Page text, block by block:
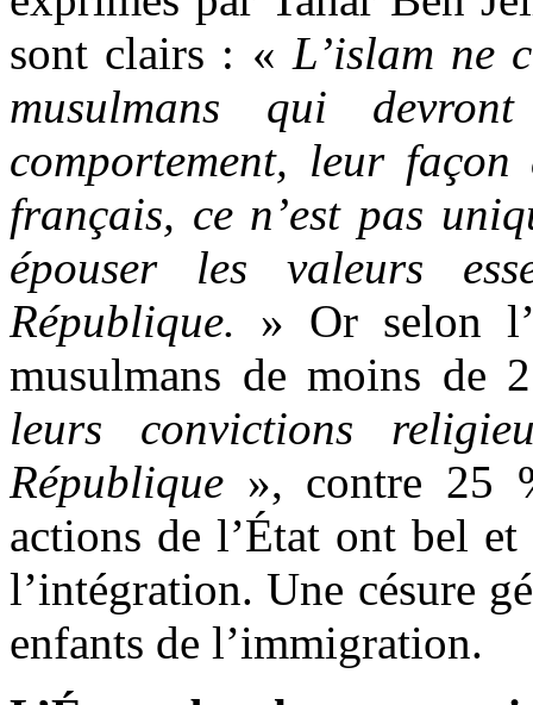
sont clairs : « L’islam ne
musulmans qui
comportement, leur
français, ce n’est pas
épouser les valeurs
République. » Or selon
musulmans de moins de
leurs convictions
République », contre 25
actions de l’État ont bel
l’intégration. Une césure
enfants de l’immigration.